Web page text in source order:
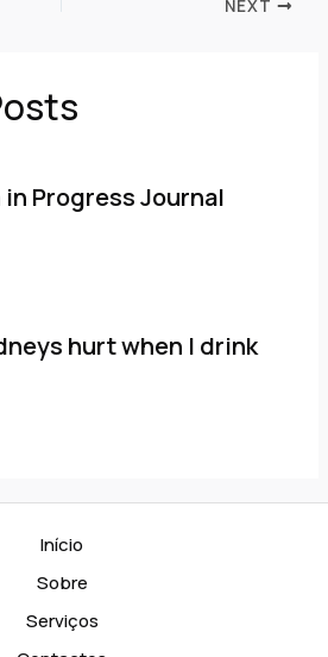
NEXT
Progress Journal
hurt when I drink
Início
Sobre
Serviços